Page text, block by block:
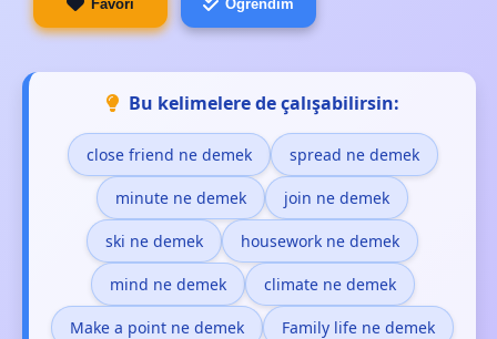
Favori Öğrendim
Bu kelimelere de çalışabilirsin:
close friend ne demek spread ne demek
minute ne demek join ne demek
ski ne demek housework ne demek
mind ne demek climate ne demek
Make a point ne demek Family life ne demek